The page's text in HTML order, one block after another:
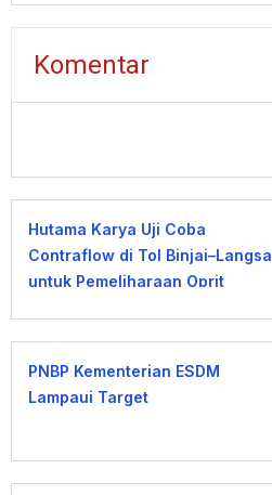
Komentar
Hutama Karya Uji Coba
Contraflow di Tol Binjai–Langsa
untuk Pemeliharaan Oprit
PNBP Kementerian ESDM
Lampaui Target